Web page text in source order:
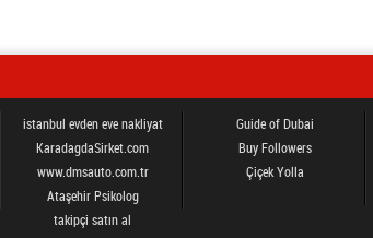
istanbul evden eve nakliyat
KaradagdaSirket.com
www.dmsauto.com.tr
Ataşehir Psikolog
takipçi satın al
Guide of Dubai
Buy Followers
Çiçek Yolla